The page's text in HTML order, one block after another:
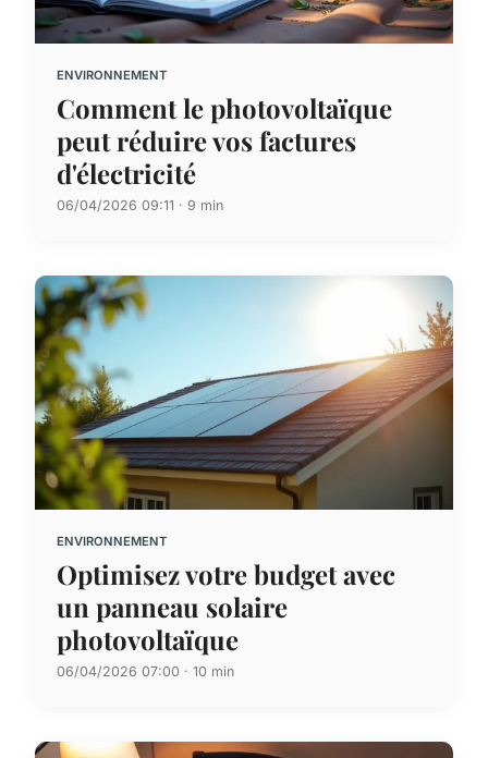
ENVIRONNEMENT
Comment le photovoltaïque
peut réduire vos factures
d'électricité
06/04/2026 09:11 · 9 min
ENVIRONNEMENT
Optimisez votre budget avec
un panneau solaire
photovoltaïque
06/04/2026 07:00 · 10 min